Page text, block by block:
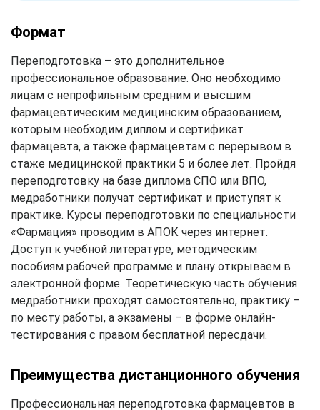
Формат
Переподготовка – это дополнительное
профессиональное образование. Оно необходимо
лицам с непрофильным средним и высшим
фармацевтическим медицинским образованием,
которым необходим диплом и сертификат
фармацевта, а также фармацевтам с перерывом в
стаже медицинской практики 5 и более лет. Пройдя
переподготовку на базе диплома СПО или ВПО,
медработники получат сертификат и приступят к
практике. Курсы переподготовки по специальности
«Фармация» проводим в АПОК через интернет.
Доступ к учебной литературе, методическим
пособиям рабочей программе и плану открываем в
электронной форме. Теоретическую часть обучения
медработники проходят самостоятельно, практику –
по месту работы, а экзамены – в форме онлайн-
тестирования с правом бесплатной пересдачи.
Преимущества дистанционного обучения
Профессиональная переподготовка фармацевтов в